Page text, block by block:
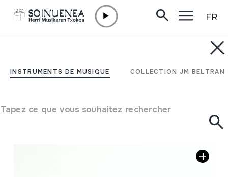
INSTRUMENTS DE MUSIQUE COLLECTION JM BELTRAN
Tapez ce que vous souhaitez rechercher
FR
NDONGO
Type d'instrument de musique Cordes->